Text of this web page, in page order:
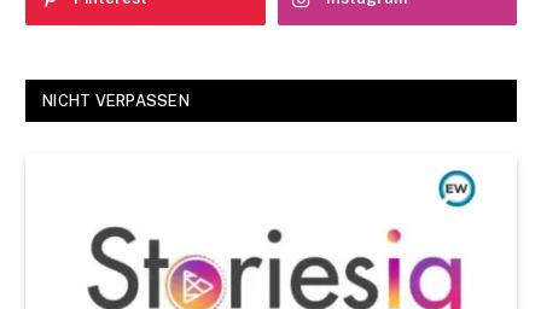
NICHT VERPASSEN